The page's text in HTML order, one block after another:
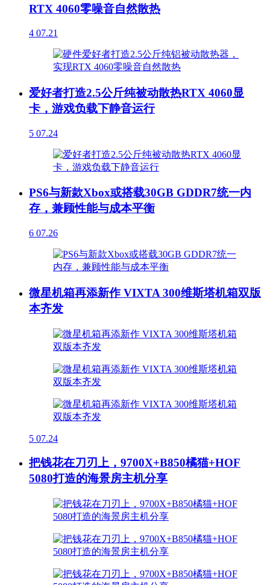
RTX 4060零噪音自然散热
4 07.21
爱好者打造2.5公斤纯被动散热RTX 4060显
卡，游戏负载下静音运行
5 07.24
PS6与新款Xbox或搭载30GB GDDR7统一内
存，兼顾性能与成本平衡
6 07.26
微星机箱再添新作 VIXTA 300维斯塔机箱双版
本齐发
5 07.24
把钱花在刀刃上，9700X+B850橘猫+HOF
5080打造的海景房主机分享